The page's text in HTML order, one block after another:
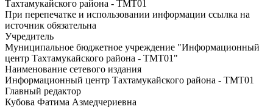
Тахтамукайского района - ТМТ01
При перепечатке и использовании информации ссылка на
источник обязательна
Учредитель
Муниципальное бюджетное учреждение "Информационный
центр Тахтамукайского района - ТМТ01"
Наименование сетевого издания
Информационный центр Тахтамукайского района - ТМТ01
Главный редактор
Кубова Фатима Азмедчериевна